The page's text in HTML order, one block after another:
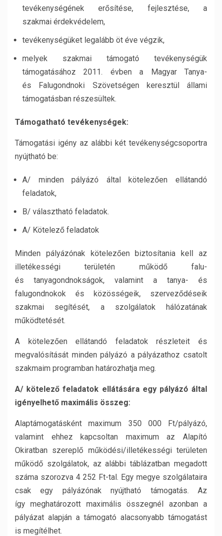
tevékenységének erősítése, fejlesztése, a
szakmai érdekvédelem,
tevékenységüket legalább öt éve végzik,
melyek szakmai támogató tevékenységük
támogatásához 2011. évben a Magyar Tanya-
és Falugondnoki Szövetségen keresztül állami
támogatásban részesültek.
Támogatható tevékenységek:
Támogatási igény az alábbi két tevékenységcsoportra
nyújtható be:
A/ minden pályázó által kötelezően ellátandó
feladatok,
B/ választható feladatok.
A/ Kötelező feladatok
Minden pályázónak kötelezően biztosítania kell az
illetékességi területén működő falu-
és tanyagondnokságok, valamint a tanya- és
falugondnokok és közösségeik, szerveződéseik
szakmai segítését, a szolgálatok hálózatának
működtetését.
A kötelezően ellátandó feladatok részleteit és
megvalósítását minden pályázó a pályázathoz csatolt
szakmaim programban határozhatja meg.
A/ kötelező feladatok ellátására egy pályázó által
igényelhető maximális összeg:
Alaptámogatásként maximum 350 000 Ft/pályázó,
valamint ehhez kapcsoltan maximum az Alapító
Okiratban szereplő működési/illetékességi területen
működő szolgálatok, az alábbi táblázatban megadott
száma szorozva 4 252 Ft-tal. Egy megye szolgálataira
csak egy pályázónak nyújtható támogatás. Az
így meghatározott maximális összegnél azonban a
pályázat alapján a támogató alacsonyabb támogatást
is megítélhet.